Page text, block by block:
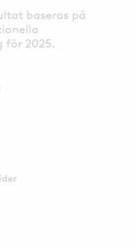
baseras på
för 2025.